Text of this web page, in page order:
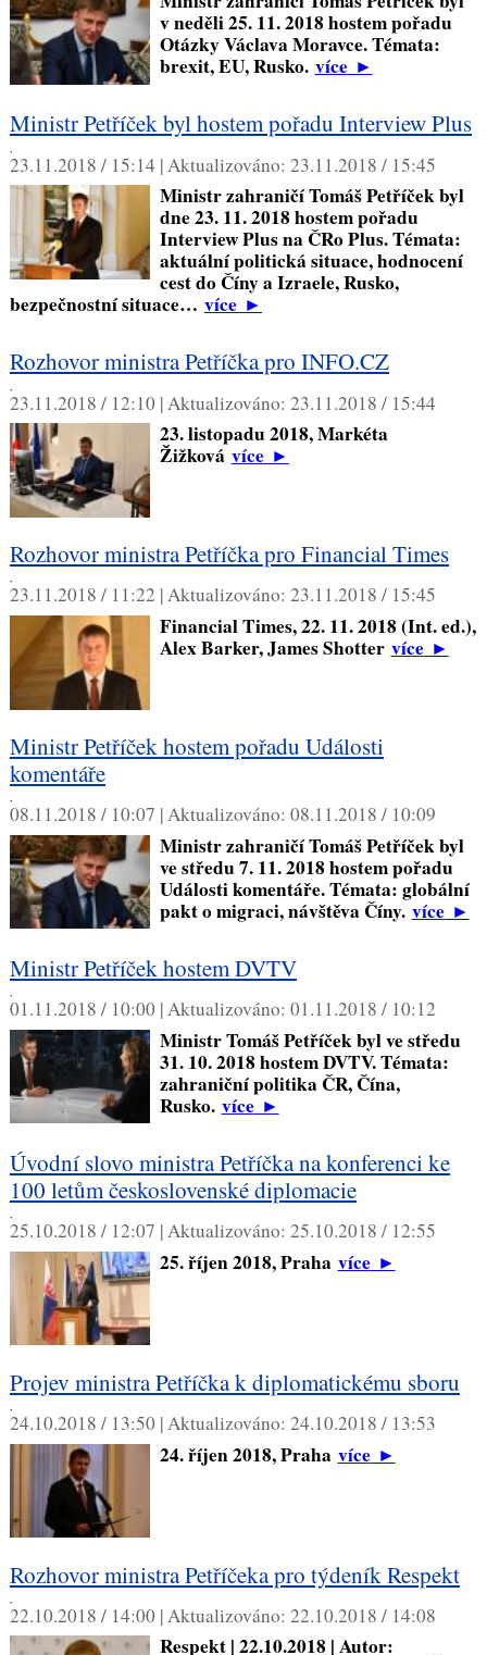
v neděli 25. 11. 2018 hostem pořadu
Otázky Václava Moravce. Témata:
brexit, EU, Rusko. více►
Ministr Petříček byl hostem pořadu Interview Plus
,
23.11.2018 / 15:14 |Aktualizováno: 23.11.2018 / 15:45
Ministr zahraničí Tomáš Petříček byl
dne 23. 11. 2018 hostem pořadu
Interview Plus na ČRo Plus. Témata:
aktuální politická situace, hodnocení
cest do Číny a Izraele, Rusko,
bezpečnostní situace… více►
Rozhovor ministra Petříčka pro INFO.CZ
,
23.11.2018 / 12:10 |Aktualizováno: 23.11.2018 / 15:44
23. listopadu 2018, Markéta
Žižková více►
Rozhovor ministra Petříčka pro Financial Times
,
23.11.2018 / 11:22 |Aktualizováno: 23.11.2018 / 15:45
Financial Times, 22. 11. 2018 (Int. ed.),
Alex Barker, James Shotter více►
Ministr Petříček hostem pořadu Události
komentáře
,
08.11.2018 / 10:07 |Aktualizováno: 08.11.2018 / 10:09
Ministr zahraničí Tomáš Petříček byl
ve středu 7. 11. 2018 hostem pořadu
Události komentáře. Témata: globální
pakt o migraci, návštěva Číny. více►
Ministr Petříček hostem DVTV
,
01.11.2018 / 10:00 |Aktualizováno: 01.11.2018 / 10:12
Ministr Tomáš Petříček byl ve středu
31. 10. 2018 hostem DVTV. Témata:
zahraniční politika ČR, Čína,
Rusko. více►
Úvodní slovo ministra Petříčka na konferenci ke
100 letům československé diplomacie
,
25.10.2018 / 12:07 |Aktualizováno: 25.10.2018 / 12:55
25. říjen 2018, Praha více►
Projev ministra Petříčka k diplomatickému sboru
,
24.10.2018 / 13:50 |Aktualizováno: 24.10.2018 / 13:53
24. říjen 2018, Praha více►
Rozhovor ministra Petříčeka pro týdeník Respekt
,
22.10.2018 / 14:00 |Aktualizováno: 22.10.2018 / 14:08
Respekt | 22.10.2018 | Autor: